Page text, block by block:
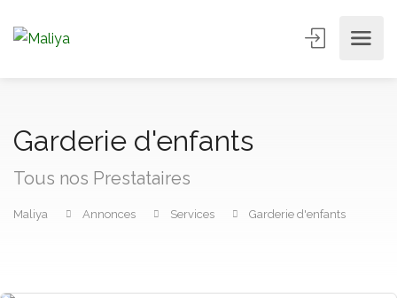
Garderie d'enfants
Tous nos Prestataires
Maliya Annonces Services Garderie d'enfants